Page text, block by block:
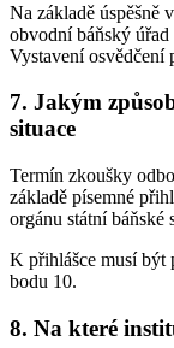
Na základě úspěšně
obvodní báňský úřad
Vystavení osvědčení
7. Jakým
situace
Termín zkoušky
základě písemné
orgánu státní báňské
K přihlášce musí být
bodu 10.
8. Na které